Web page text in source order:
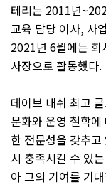
테리는 2011년
교육 담당 이사, 사
2021년 6월에는 회
사장으로 활동했다.
데이브 내쉬 최고
문화와 운영 철학
한 전문성을 갖추고
시 충족시킬 수 있
아 그의 기여를 기